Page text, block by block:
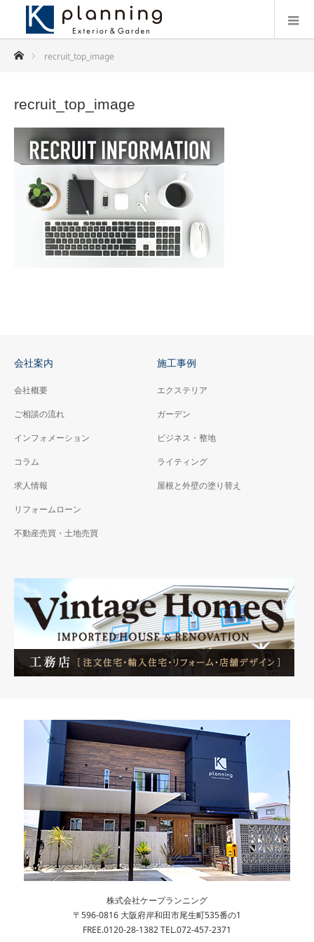
ホーム recruit_top_image
recruit_top_image
会社案内
会社概要
ご相談の流れ
インフォメーション
コラム
求人情報
リフォームローン
不動産売買・土地売買
施工事例
エクステリア
ガーデン
ビジネス・整地
ライティング
屋根と外壁の塗り替え
株式会社ケープランニング
〒596-0816 大阪府岸和田市尾生町535番の1
FREE.0120-28-1382 TEL.072-457-2371